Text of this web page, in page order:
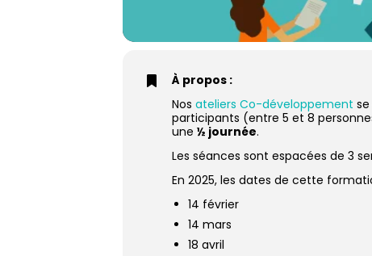
À propos :
Nos ateliers Co-développement
participants (entre 5 et 8
une ½ journée.
Les séances sont espacées de 3
En 2025, les dates de cette
14 février
14 mars
18 avril